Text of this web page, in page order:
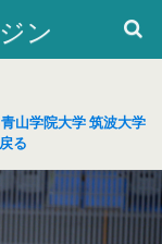
ン
山学院大学 筑波大学
る